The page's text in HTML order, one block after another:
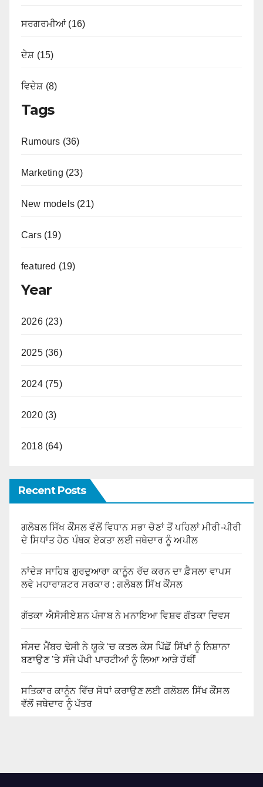
ਸਰਗਰਮੀਆਂ (16)
ਦੇਸ਼ (15)
ਵਿਦੇਸ਼ (8)
Tags
Rumours (36)
Marketing (23)
New models (21)
Cars (19)
featured (19)
Year
2026 (23)
2025 (36)
2024 (75)
2020 (3)
2018 (64)
Recent Posts
ਗਲੋਬਲ ਸਿੱਖ ਕੌਂਸਲ ਵੱਲੋਂ ਵਿਧਾਨ ਸਭਾ ਚੋਣਾਂ ਤੋਂ ਪਹਿਲਾਂ ਮੀਰੀ-ਪੀਰੀ
ਦੇ ਸਿਧਾਂਤ ਹੇਠ ਪੰਥਕ ਏਕਤਾ ਲਈ ਜਥੇਦਾਰ ਨੂੰ ਅਪੀਲ
ਨਾਂਦੇੜ ਸਾਹਿਬ ਗੁਰਦੁਆਰਾ ਕਾਨੂੰਨ ਰੱਦ ਕਰਨ ਦਾ ਫ਼ੈਸਲਾ ਵਾਪਸ
ਲਵੇ ਮਹਾਰਾਸ਼ਟਰ ਸਰਕਾਰ : ਗਲੋਬਲ ਸਿੱਖ ਕੌਂਸਲ
ਗੱਤਕਾ ਐਸੋਸੀਏਸ਼ਨ ਪੰਜਾਬ ਨੇ ਮਨਾਇਆ ਵਿਸ਼ਵ ਗੱਤਕਾ ਦਿਵਸ
ਸੰਸਦ ਮੈਂਬਰ ਢੇਸੀ ਨੇ ਯੂਕੇ ‘ਚ ਕਤਲ ਕੇਸ ਪਿੱਛੋਂ ਸਿੱਖਾਂ ਨੂੰ ਨਿਸ਼ਾਨਾ
ਬਣਾਉਣ ’ਤੇ ਸੱਜੇ ਪੱਖੀ ਪਾਰਟੀਆਂ ਨੂੰ ਲਿਆ ਆੜੇ ਹੱਥੀਂ
ਸਤਿਕਾਰ ਕਾਨੂੰਨ ਵਿੱਚ ਸੋਧਾਂ ਕਰਾਉਣ ਲਈ ਗਲੋਬਲ ਸਿੱਖ ਕੌਂਸਲ
ਵੱਲੋਂ ਜਥੇਦਾਰ ਨੂੰ ਪੱਤਰ